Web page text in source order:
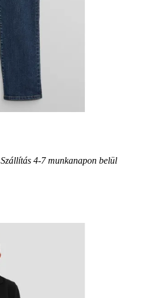
Szállítás 4-7 munkanapon belül